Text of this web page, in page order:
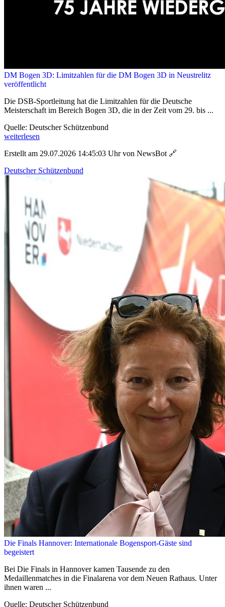
DM Bogen 3D: Limitzahlen für die DM Bogen 3D in Neustrelitz
veröffentlicht
Die DSB-Sportleitung hat die Limitzahlen für die Deutsche
Meisterschaft im Bereich Bogen 3D, die in der Zeit vom 29. bis ...
Quelle: Deutscher Schützenbund
weiterlesen
Erstellt am 29.07.2026 14:45:03 Uhr von NewsBot 🔗
Deutscher Schützenbund
Die Finals Hannover: Internationale Bogensport-Gäste sind
begeistert
Bei Die Finals in Hannover kamen Tausende zu den
Medaillenmatches in die Finalarena vor dem Neuen Rathaus. Unter
ihnen waren ...
Quelle: Deutscher Schützenbund